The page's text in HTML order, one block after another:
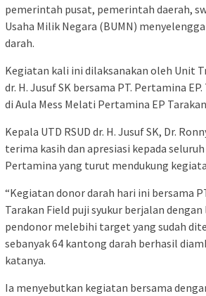
pemerintah pusat, pemerintah daerah,
Usaha Milik Negara (BUMN)
darah.
Kegiatan kali ini dilaksanakan oleh Unit
dr. H. Jusuf SK bersama PT. Pertamina
di Aula Mess Melati Pertamina EP
Kepala UTD RSUD dr. H. Jusuf SK, Dr.
terima kasih dan apresiasi kepada seluruh
Pertamina yang turut mendukung
“Kegiatan donor darah hari ini bersama
Tarakan Field puji syukur berjalan
pendonor melebihi target yang sudah
sebanyak 64 kantong darah berhasil
katanya.
Ia menyebutkan kegiatan bersama